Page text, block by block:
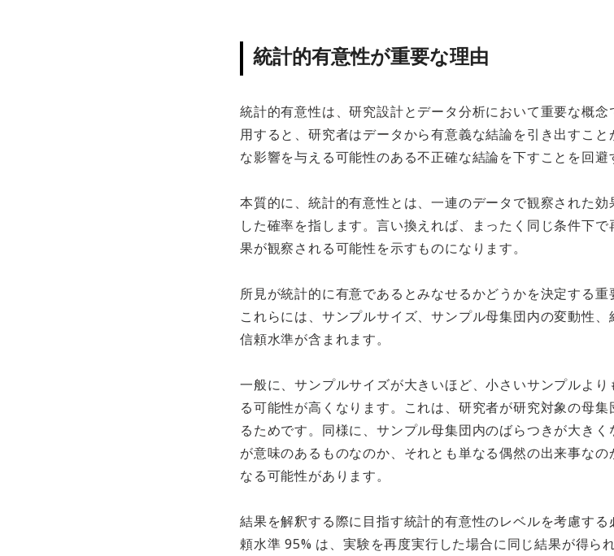
統計的有意性が重要な理由
統計的有意性は、研究設計とデータ分析において重要な概
用すると、研究者はデータから有意義な結論を引き出すこ
な影響を与える可能性のある不正確な結論を下すことを回避
本質的に、統計的有意性とは、一連のデータで観察された
した確率を指します。言い換えれば、まったく同じ条件下
果が観察される可能性を示すものになります。
所見が統計的に有意であるとみなせるかどうかを決定する重
これらには、サンプルサイズ、サンプル母集団内の変動性
信頼水準が含まれます。
一般に、サンプルサイズが大きいほど、小さいサンプルよ
る可能性が高くなります。これは、研究者が研究対象の母
るためです。同様に、サンプル母集団内のばらつきが大き
が意味のあるものなのか、それとも単なる偶然の出来事な
なる可能性があります。
結果を解釈する際に目指す統計的有意性のレベルを考慮す
頼水準 95% は、実験を再度実行した場合に同じ結果が得ら